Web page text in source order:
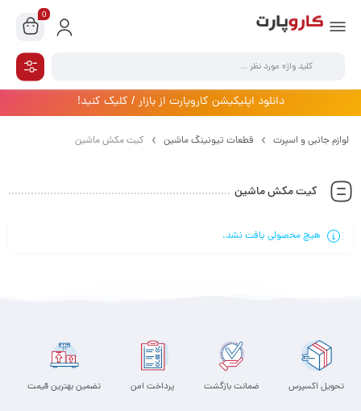
0
دانلود اپلیکیشن کاروپارت از بازار / کلیک کنید!
لوازم جانبی و اسپرت قطعات تیونینگ ماشین کیت مکش ماشین
کیت مکش ماشین
هیچ محصولی یافت نشد.
تحویل اکسپرس ضمانت بازگشت پرداخت امن تضمین بهترین قیمت